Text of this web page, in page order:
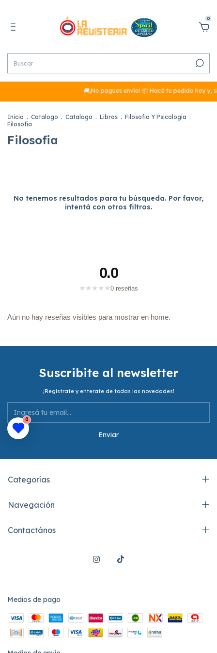
0
🚚¡No pagues envío! 📦 Hacé tu pedido hoy
Inicio . Catalogo . Catalogo . Libros . Filosofia Y Psicologia .
Filosofia
Filosofia
No tenemos resultados para tu búsqueda. Por favor,
intentá con otros filtros.
0.0
★ ★ ★ ★ ★0 reseñas
Aún no hay reseñas visibles para mostrar en home.
Suscribite al newsletter
¡Registrate y enterate de todas las novedades!
Categorías
Navegación
Contactános
Medios de pago
0